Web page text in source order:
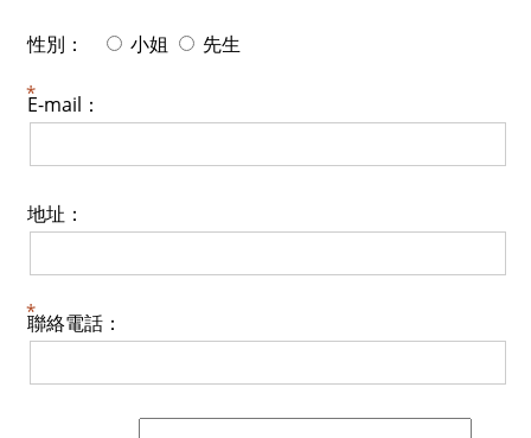
性別： 小姐 先生
E-mail：
地址：
聯絡電話：